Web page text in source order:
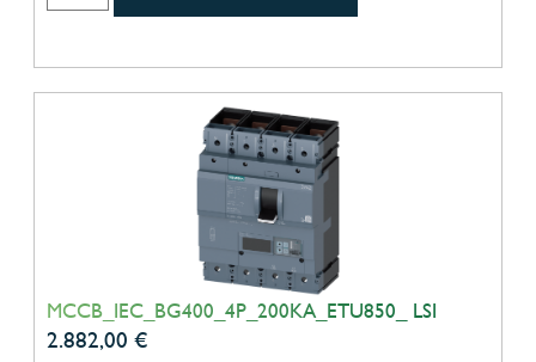
MCCB_IEC_BG400_4P_200KA_ETU850_ LSI
2.882,00 €